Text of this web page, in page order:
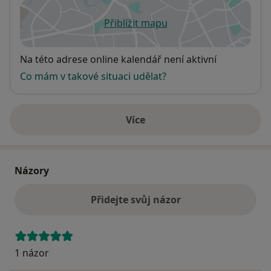
Přiblížit mapuse otevře v nové záložce
Dostupnost
Na této adrese online kalendář není aktivní
Co mám v takové situaci udělat?
Víceo adrese
Názory
Přidejte svůj názor
1 názor